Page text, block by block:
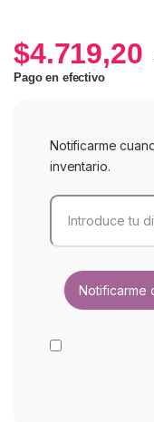
$4.719,20
Pago en efectivo
Notificarme
inventario.